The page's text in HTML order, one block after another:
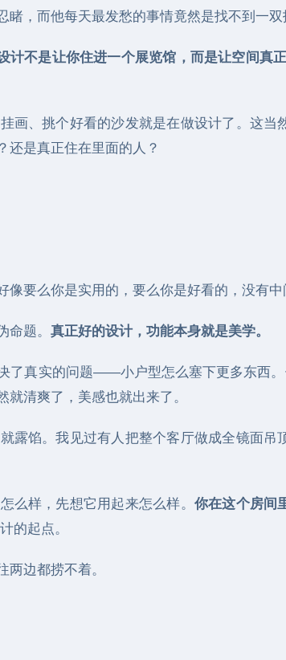
，而他每天最发愁的事情竟然是找不到一双
计不是让你住进一个展览馆，而是让空间真
画、挑个好看的沙发就是在做设计了。这当
还是真正住在里面的人？
要么你是实用的，要么你是好看的，没有中
题。 真正好的设计，功能本身就是美学。
了真实的问题——小户型怎么塞下更多东西
清爽了，美感也就出来了。
露馅。我见过有人把整个客厅做成全镜面
么样，先想它用起来怎么样。 你在这个房间
的起点。
边都捞不着。